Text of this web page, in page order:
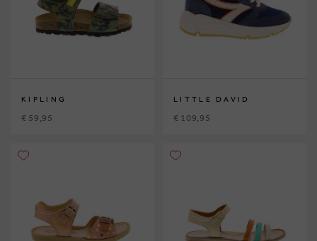
KIPLING
€ 59,95
LITTLE DAVID
€ 109,95